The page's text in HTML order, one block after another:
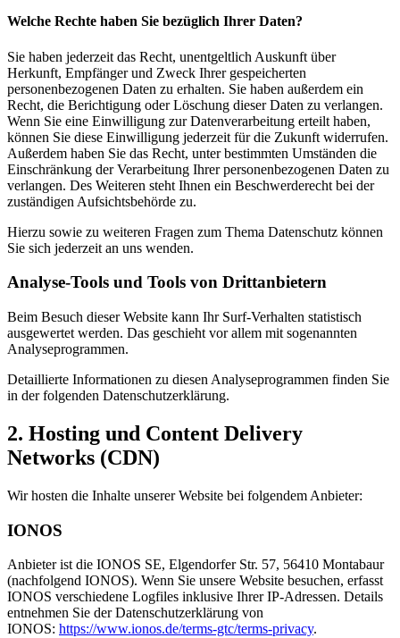
Welche Rechte haben Sie bezüglich Ihrer Daten?
Sie haben jederzeit das Recht, unentgeltlich Auskunft über
Herkunft, Empfänger und Zweck Ihrer gespeicherten
personenbezogenen Daten zu erhalten. Sie haben außerdem ein
Recht, die Berichtigung oder Löschung dieser Daten zu verlangen.
Wenn Sie eine Einwilligung zur Datenverarbeitung erteilt haben,
können Sie diese Einwilligung jederzeit für die Zukunft widerrufen.
Außerdem haben Sie das Recht, unter bestimmten Umständen die
Einschränkung der Verarbeitung Ihrer personenbezogenen Daten zu
verlangen. Des Weiteren steht Ihnen ein Beschwerderecht bei der
zuständigen Aufsichtsbehörde zu.
Hierzu sowie zu weiteren Fragen zum Thema Datenschutz können
Sie sich jederzeit an uns wenden.
Analyse-Tools und Tools von Dritt­anbietern
Beim Besuch dieser Website kann Ihr Surf-Verhalten statistisch
ausgewertet werden. Das geschieht vor allem mit sogenannten
Analyseprogrammen.
Detaillierte Informationen zu diesen Analyseprogrammen finden Sie
in der folgenden Datenschutzerklärung.
2. Hosting und Content Delivery
Networks (CDN)
Wir hosten die Inhalte unserer Website bei folgendem Anbieter:
IONOS
Anbieter ist die IONOS SE, Elgendorfer Str. 57, 56410 Montabaur
(nachfolgend IONOS). Wenn Sie unsere Website besuchen, erfasst
IONOS verschiedene Logfiles inklusive Ihrer IP-Adressen. Details
entnehmen Sie der Datenschutzerklärung von
IONOS: https://www.ionos.de/terms-gtc/terms-privacy.